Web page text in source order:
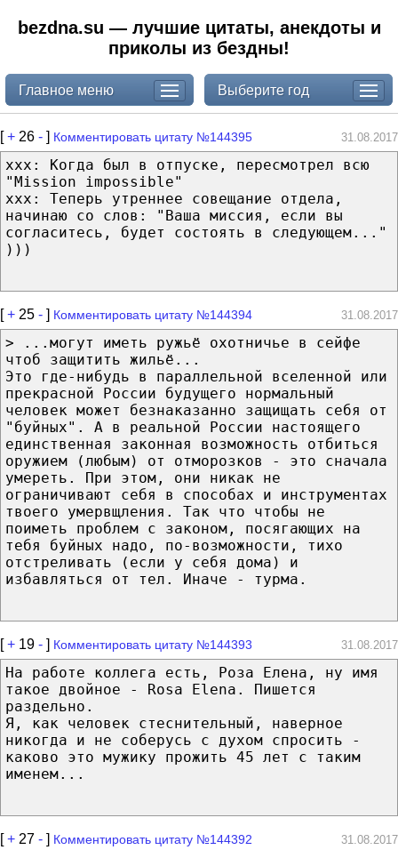
bezdna.su — лучшие цитаты, анекдоты и
приколы из бездны!
Главное меню Выберите год
[+ 26 - ] Комментировать цитату №144395 31.08.2017
xxx: Когда был в отпуске, пересмотрел всю
"Mission impossible"
xxx: Теперь утреннее совещание отдела,
начинаю со слов: "Ваша миссия, если вы
согласитесь, будет состоять в следующем..."
)))
[+ 25 - ] Комментировать цитату №144394 31.08.2017
> ...могут иметь ружьё охотничье в сейфе
чтоб защитить жильё...
Это где-нибудь в параллельной вселенной или
прекрасной России будущего нормальный
человек может безнаказанно защищать себя от
"буйных". А в реальной России настоящего
единственная законная возможность отбиться
оружием (любым) от отморозков - это сначала
умереть. При этом, они никак не
ограничивают себя в способах и инструментах
твоего умервщления. Так что чтобы не
поиметь проблем с законом, посягающих на
тебя буйных надо, по-возможности, тихо
отстреливать (если у себя дома) и
избавляться от тел. Иначе - турма.
[+ 19 - ] Комментировать цитату №144393 31.08.2017
На работе коллега есть, Роза Елена, ну имя
такое двойное - Rosa Elena. Пишется
раздельно.
Я, как человек стеснительный, наверное
никогда и не соберусь с духом спросить -
каково это мужику прожить 45 лет с таким
именем...
[+ 27 - ] Комментировать цитату №144392 31.08.2017